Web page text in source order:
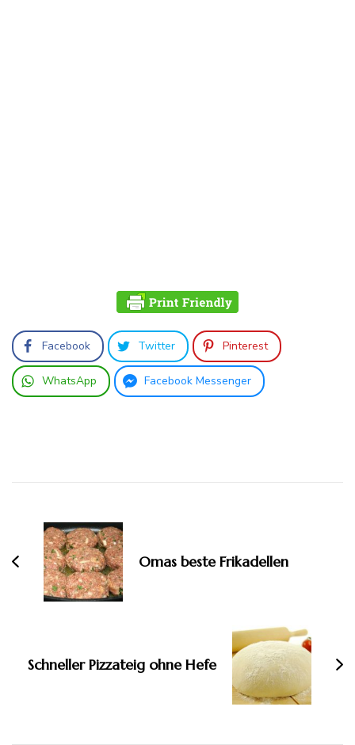
Facebook Twitter Pinterest
WhatsApp Facebook Messenger
Omas beste Frikadellen
Schneller Pizzateig ohne Hefe